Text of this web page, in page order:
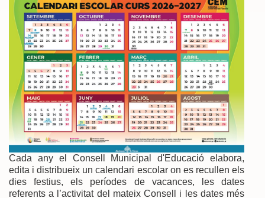
Cada any el Consell Municipal d'Educació elabora,
edita i distribueix un calendari escolar on es recullen els
dies festius, els períodes de vacances, les dates
referents a l’activitat del mateix Consell i les dates més